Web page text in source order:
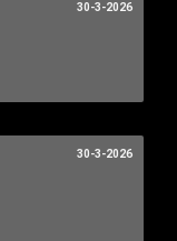
30-3-2026
30-3-2026